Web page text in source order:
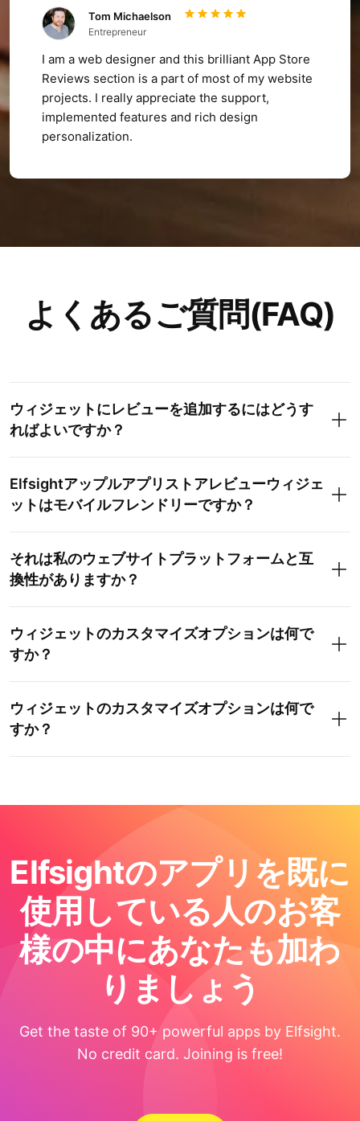
Tom Michaelson
Entrepreneur
I am a web designer and this brilliant App Store
Reviews section is a part of most of my website
projects. I really appreciate the support,
implemented features and rich design
personalization.
よくあるご質問(FAQ)
ウィジェットにレビューを追加するにはどうす
ればよいですか？
Elfsightアップルアプリストアレビューウィジェ
ットはモバイルフレンドリーですか？
それは私のウェブサイトプラットフォームと互
換性がありますか？
ウィジェットのカスタマイズオプションは何で
すか？
ウィジェットのカスタマイズオプションは何で
すか？
Elfsightのアプリを既に
使用している人のお客
様の中にあなたも加わ
りましょう
Get the taste of 90+ powerful apps by Elfsight.
No credit card. Joining is free!